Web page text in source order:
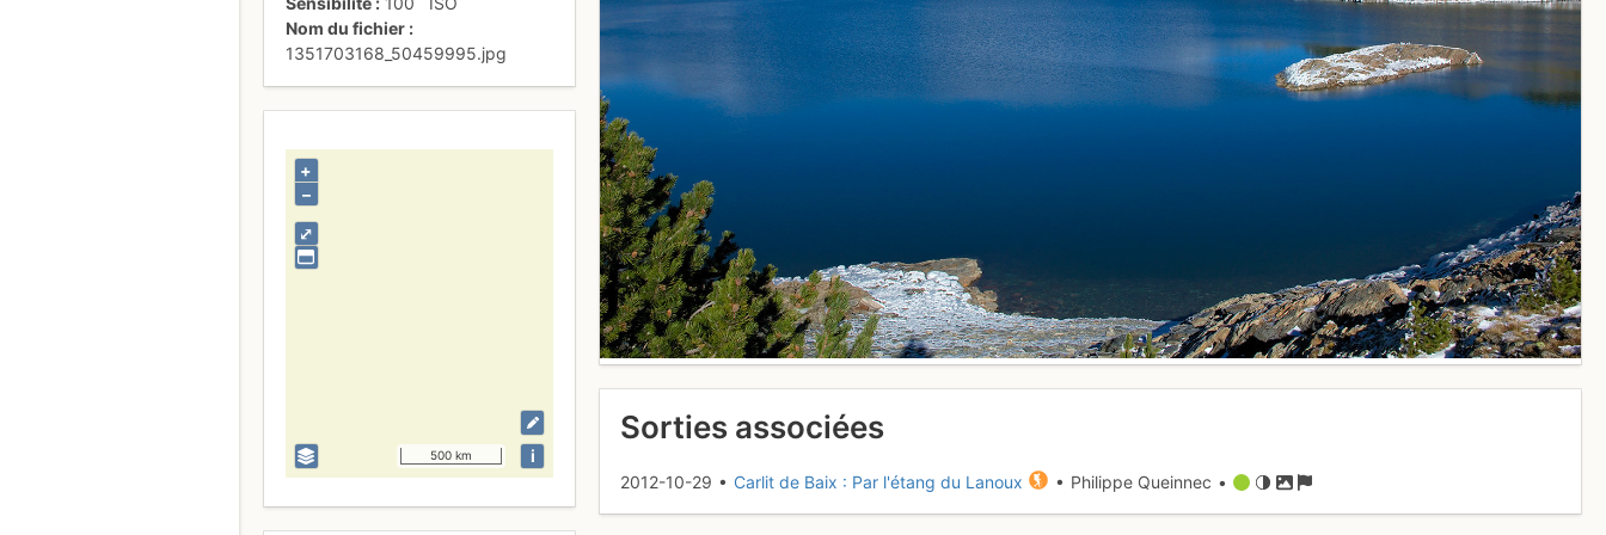
Nom du fichier
1351703168_50459995.jpg
⤢
+
–
500 km i
Sorties associées
2012-10-29 • Carlit de Baix : Par l'étang du Lanoux • Philippe Queinnec •